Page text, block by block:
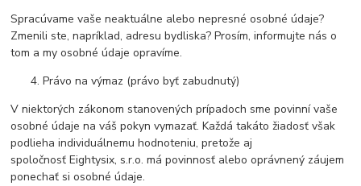
Spracúvame vaše neaktuálne alebo nepresné osobné údaje?
Zmenili ste, napríklad, adresu bydliska? Prosím, informujte nás o
tom a my osobné údaje opravíme.
Právo na výmaz (právo byť zabudnutý)
V niektorých zákonom stanovených prípadoch sme povinní vaše
osobné údaje na váš pokyn vymazať. Každá takáto žiadosť však
podlieha individuálnemu hodnoteniu, pretože aj
spoločnosť Eightysix, s.r.o. má povinnosť alebo oprávnený záujem
ponechať si osobné údaje.